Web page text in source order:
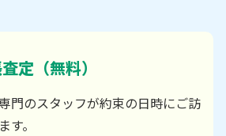
定（無料）
門のスタッフが約束の日時にご訪
。